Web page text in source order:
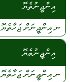
އިންޖީނުތެޔޮ
ނ އިންޖީނަށްޖަހާތެޔޮ
އިންޖީނުތެޔޮ
ނއިންޖީނަށްޖަހާތެޔޮ